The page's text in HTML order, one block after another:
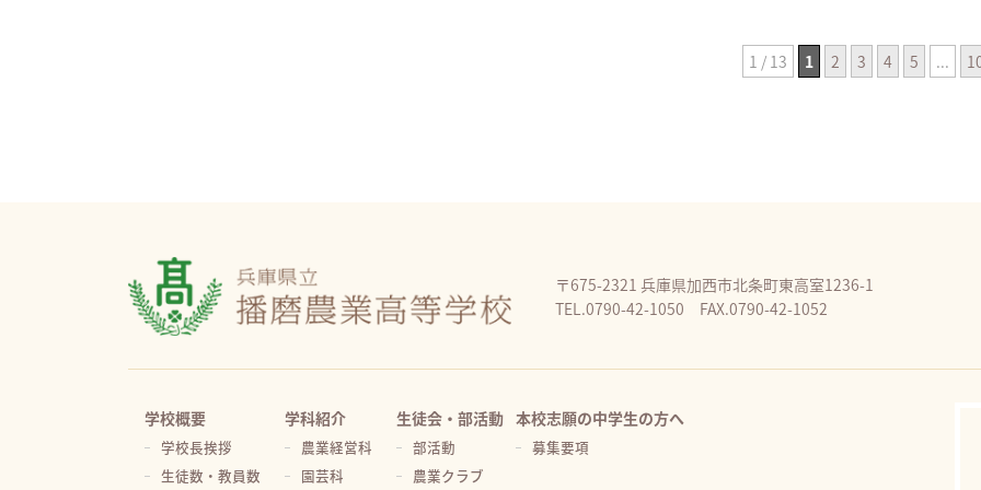
1 / 13 1 2 3 4 5 ...
〒675-2321 兵庫県加西市北条町東高室1236-1
TEL.0790-42-1050 FAX.0790-42-1052
学校概要
学校長挨拶
生徒数・教員数
学科紹介
農業経営科
園芸科
生徒会・部活動
部活動
農業クラブ
本校志願の中学生の方へ
募集要項